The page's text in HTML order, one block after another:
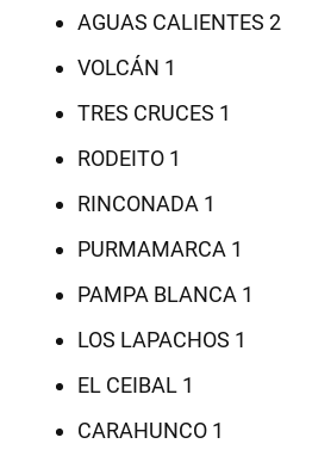
AGUAS CALIENTES 2
VOLCÁN 1
TRES CRUCES 1
RODEITO 1
RINCONADA 1
PURMAMARCA 1
PAMPA BLANCA 1
LOS LAPACHOS 1
EL CEIBAL 1
CARAHUNCO 1